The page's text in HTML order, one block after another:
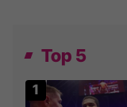
Top 5